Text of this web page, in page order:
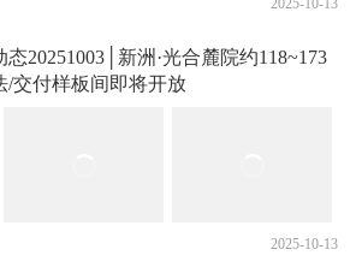
2025-10-13
态20251003│新洲·光合麓院约118~173
/交付样板间即将开放
2025-10-13